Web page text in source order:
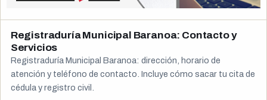
Registraduría Municipal Baranoa: Contacto y
Servicios
Registraduría Municipal Baranoa: dirección, horario de
atención y teléfono de contacto. Incluye cómo sacar tu cita de
cédula y registro civil.